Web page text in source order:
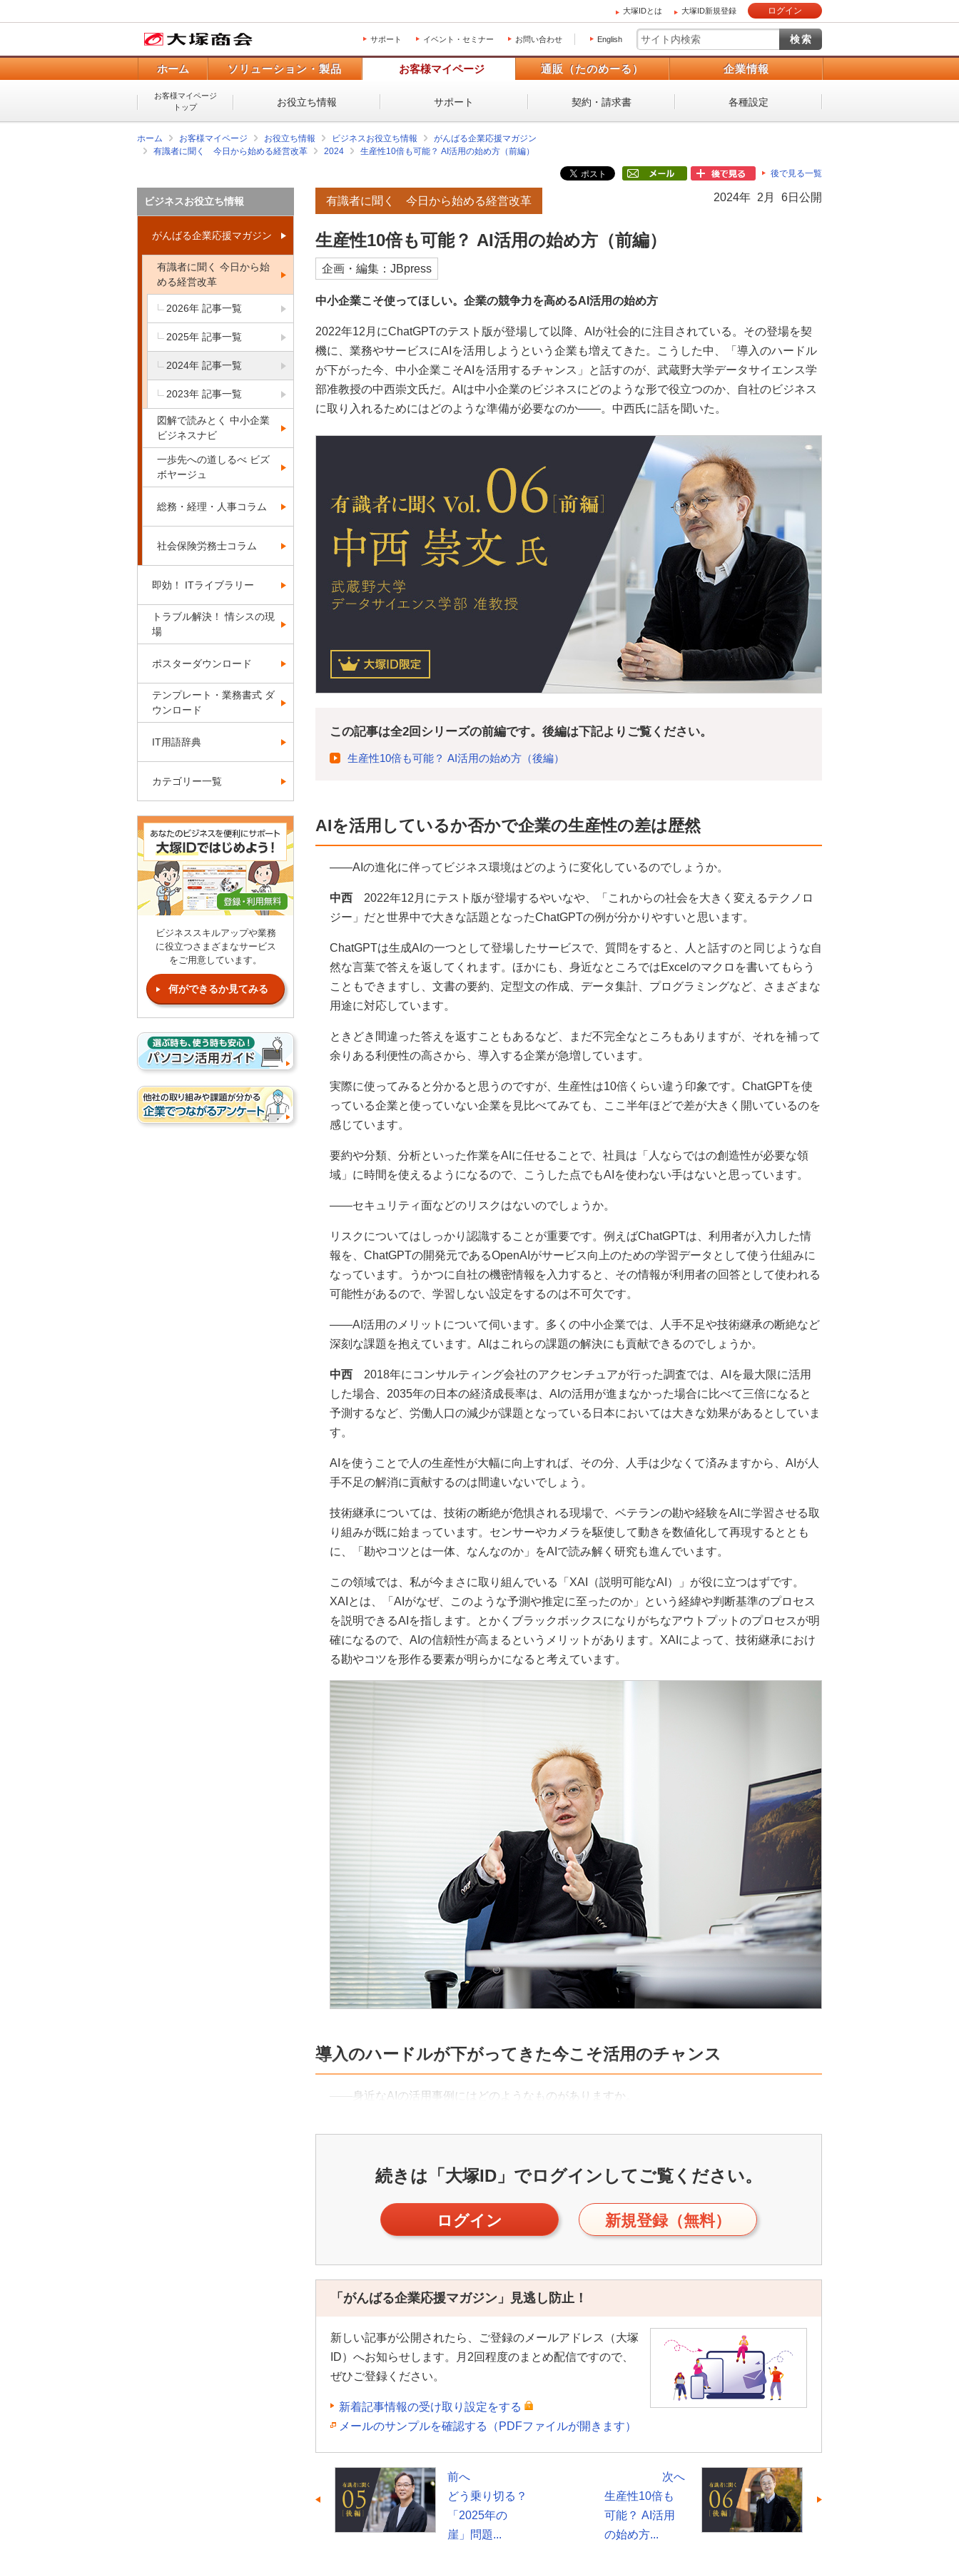
大塚IDとは 大塚ID新規登録 ログイン
サポート イベント・セミナー お問い合わせ English
ホーム ソリューション・製品 お客様マイページ 通販（たのめーる） 企業情報
お客様マイページ
トップ
お役立ち情報 サポート 契約・請求書 各種設定
ホーム お客様マイページ お役立ち情報 ビジネスお役立ち情報
がんばる企業応援マガジン
有識者に聞く 今日から始める経営改革
2024 生産性10倍も可能？ AI活用の始め方（前編）
後で見る一覧
2024年 2月 6日公開
有識者に聞く 今日から始める経営改革
生産性10倍も可能？ AI活用の始め方（前編）
企画・編集：JBpress
中小企業こそ使ってほしい。企業の競争力を高めるAI活用の始め方
2022年12月にChatGPTのテスト版が登場して以降、AIが社会的に注目されている。その登場を契
機に、業務やサービスにAIを活用しようという企業も増えてきた。こうした中、「導入のハードル
が下がった今、中小企業こそAIを活用するチャンス」と話すのが、武蔵野大学データサイエンス学
部准教授の中西崇文氏だ。AIは中小企業のビジネスにどのような形で役立つのか、自社のビジネス
に取り入れるためにはどのような準備が必要なのか――。中西氏に話を聞いた。
この記事は全2回シリーズの前編です。後編は下記よりご覧ください。
生産性10倍も可能？ AI活用の始め方（後編）
AIを活用しているか否かで企業の生産性の差は歴然
――AIの進化に伴ってビジネス環境はどのように変化しているのでしょうか。
中西 2022年12月にテスト版が登場するやいなや、「これからの社会を大きく変えるテクノロ
ジー」だと世界中で大きな話題となったChatGPTの例が分かりやすいと思います。
ChatGPTは生成AIの一つとして登場したサービスで、質問をすると、人と話すのと同じような自
然な言葉で答えを返してくれます。ほかにも、身近なところではExcelのマクロを書いてもらう
こともできますし、文書の要約、定型文の作成、データ集計、プログラミングなど、さまざまな
用途に対応しています。
ときどき間違った答えを返すこともあるなど、まだ不完全なところもありますが、それを補って
余りある利便性の高さから、導入する企業が急増しています。
実際に使ってみると分かると思うのですが、生産性は10倍くらい違う印象です。ChatGPTを使
っている企業と使っていない企業を見比べてみても、ここ半年ほどで差が大きく開いているのを
感じています。
要約や分類、分析といった作業をAIに任せることで、社員は「人ならではの創造性が必要な領
域」に時間を使えるようになるので、こうした点でもAIを使わない手はないと思っています。
――セキュリティ面などのリスクはないのでしょうか。
リスクについてはしっかり認識することが重要です。例えばChatGPTは、利用者が入力した情
報を、ChatGPTの開発元であるOpenAIがサービス向上のための学習データとして使う仕組みに
なっています。うかつに自社の機密情報を入力すると、その情報が利用者の回答として使われる
可能性があるので、学習しない設定をするのは不可欠です。
――AI活用のメリットについて伺います。多くの中小企業では、人手不足や技術継承の断絶など
深刻な課題を抱えています。AIはこれらの課題の解決にも貢献できるのでしょうか。
中西 2018年にコンサルティング会社のアクセンチュアが行った調査では、AIを最大限に活用
した場合、2035年の日本の経済成長率は、AIの活用が進まなかった場合に比べて三倍になると
予測するなど、労働人口の減少が課題となっている日本においては大きな効果があるとしていま
す。
AIを使うことで人の生産性が大幅に向上すれば、その分、人手は少なくて済みますから、AIが人
手不足の解消に貢献するのは間違いないでしょう。
技術継承については、技術の断絶が危惧される現場で、ベテランの勘や経験をAIに学習させる取
り組みが既に始まっています。センサーやカメラを駆使して動きを数値化して再現するととも
に、「勘やコツとは一体、なんなのか」をAIで読み解く研究も進んでいます。
この領域では、私が今まさに取り組んでいる「XAI（説明可能なAI）」が役に立つはずです。
XAIとは、「AIがなぜ、このような予測や推定に至ったのか」という経緯や判断基準のプロセス
を説明できるAIを指します。とかくブラックボックスになりがちなアウトプットのプロセスが明
確になるので、AIの信頼性が高まるというメリットがあります。XAIによって、技術継承におけ
る勘やコツを形作る要素が明らかになると考えています。
導入のハードルが下がってきた今こそ活用のチャンス
――身近なAIの活用事例にはどのようなものがありますか。
続きは「大塚ID」でログインしてご覧ください。
ログイン 新規登録（無料）
「がんばる企業応援マガジン」見逃し防止！
新しい記事が公開されたら、ご登録のメールアドレス（大塚
ID）へお知らせします。月2回程度のまとめ配信ですので、
ぜひご登録ください。
新着記事情報の受け取り設定をする
メールのサンプルを確認する（PDFファイルが開きます）
前へ
どう乗り切る？
「2025年の
崖」問題...
次へ
生産性10倍も
可能？ AI活用
の始め方...
ビジネスお役立ち情報
がんばる企業応援マガジン
有識者に聞く 今日から始
める経営改革
2026年 記事一覧
2025年 記事一覧
2024年 記事一覧
2023年 記事一覧
図解で読みとく 中小企業
ビジネスナビ
一歩先への道しるべ ビズ
ボヤージュ
総務・経理・人事コラム
社会保険労務士コラム
即効！ ITライブラリー
トラブル解決！ 情シスの現
場
ポスターダウンロード
テンプレート・業務書式 ダ
ウンロード
IT用語辞典
カテゴリー一覧
ビジネススキルアップや業務
に役立つさまざまなサービス
をご用意しています。
何ができるか見てみる